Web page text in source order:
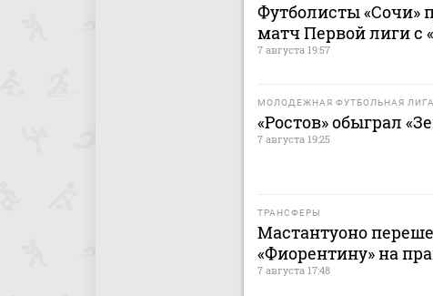
Футболисты «Сочи»
матч Первой лиги с
7 августа 19:57
МОЛОДЕЖНАЯ ФУТБОЛЬНАЯ ЛИГА
«Ростов» обыграл
7 августа 19:25
ТРАНСФЕРЫ
Мастантуоно
«Фиорентину» на
7 августа 17:48